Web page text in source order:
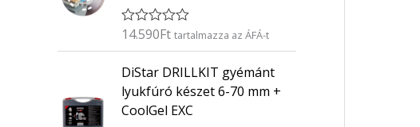
É
é
k
e
l
14.590Ft tartalmazza az ÁFÁ-t
DiStar DRILLKIT gyémánt
lyukfúró készet 6-70 mm +
CoolGel EXC